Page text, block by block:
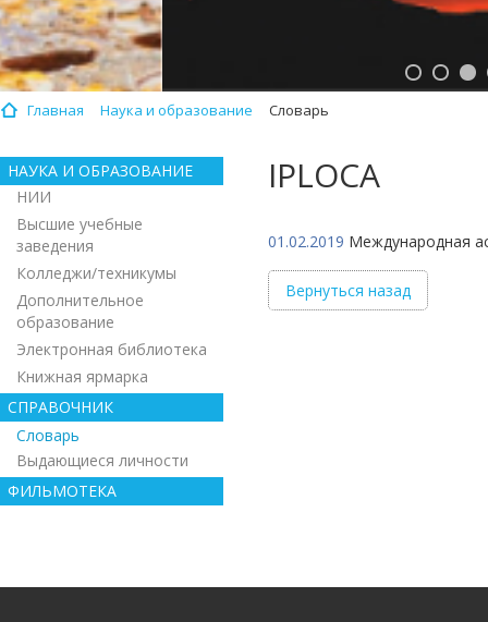
Главная Наука и образование Словарь
НАУКА И ОБРАЗОВАНИЕ
НИИ
Высшие учебные
заведения
Колледжи/техникумы
Дополнительное
образование
Электронная библиотека
Книжная ярмарка
СПРАВОЧНИК
Словарь
Выдающиеся личности
ФИЛЬМОТЕКА
IPLOCA
01.02.2019 Международная
Вернуться назад